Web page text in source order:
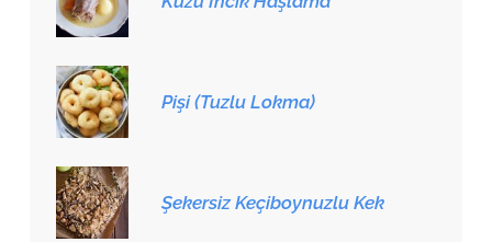
Pişi (Tuzlu Lokma)
Şekersiz Keçiboynuzlu Kek